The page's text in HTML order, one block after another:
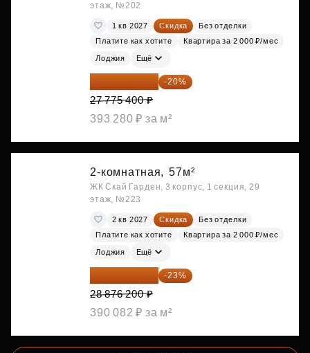
этаж, №202
1 кв 2027 Скидка
Без отделки
Платите как хотите
Квартира за 2 000 ₽/мес
Лоджия Ещё
22 220 320 ₽ -20%
27 775 400 ₽
393 280 ₽ за м²
2-комнатная, 57м²
ЖК Скай Гарден, 3 корпус, 1 секция, 29
этаж, №223
2 кв 2027 Скидка
Без отделки
Платите как хотите
Квартира за 2 000 ₽/мес
Лоджия Ещё
22 234 674 ₽ -23%
28 876 200 ₽
390 082 ₽ за м²